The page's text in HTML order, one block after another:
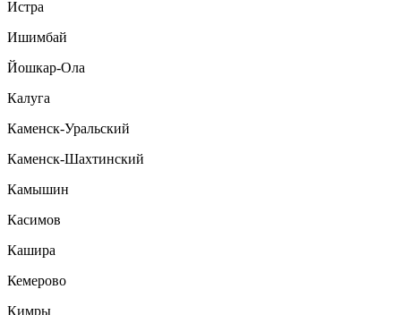
Истра
Ишимбай
Йошкар-Ола
Калуга
Каменск-Уральский
Каменск-Шахтинский
Камышин
Касимов
Кашира
Кемерово
Кимры